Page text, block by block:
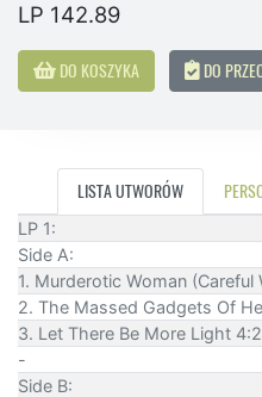
LP 142.89
DO KOSZYKA DO
LISTA UTWORÓW
LP 1:
Side A:
1. Murderotic Woman
2. The Massed Gadgets Of
3. Let There Be More Light
-
Side B: